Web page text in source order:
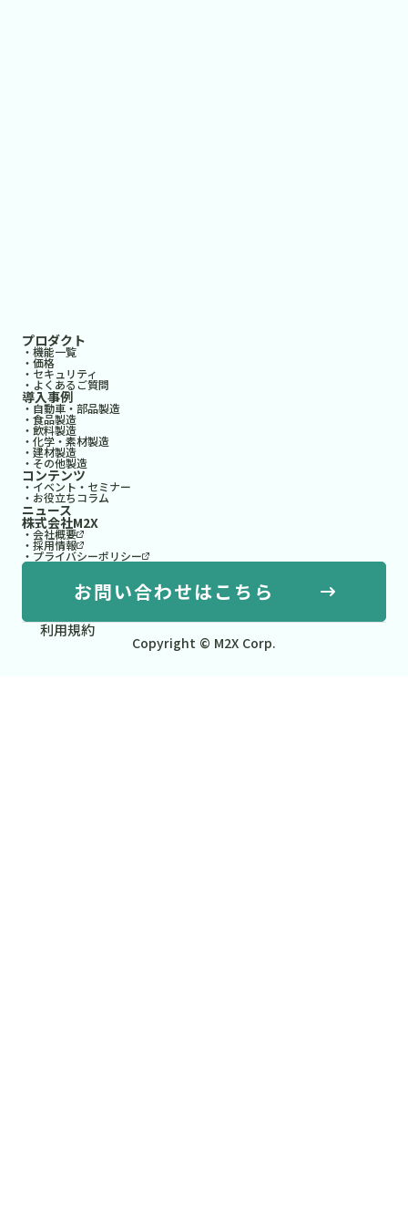
プロダクト
・機能一覧
・価格
・セキュリティ
・よくあるご質問
導入事例
・自動車・部品製造
・食品製造
・飲料製造
・化学・素材製造
・建材製造
・その他製造
コンテンツ
・イベント・セミナー
・お役立ちコラム
ニュース
株式会社M2X
・会社概要
・採用情報
・プライバシーポリシー
お問い合わせはこちら
利用規約
Copyright © M2X Corp.